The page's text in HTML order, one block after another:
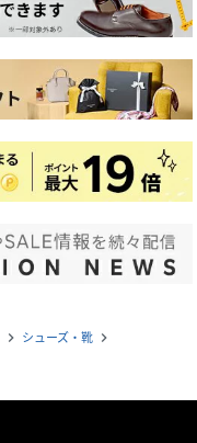
navigate_next シューズ・靴 navigate_next